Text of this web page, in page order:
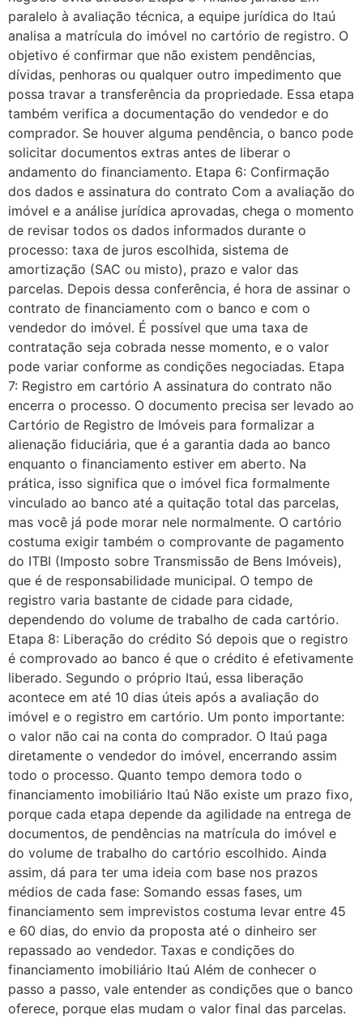
paralelo à avaliação técnica, a equipe jurídica do Itaú
analisa a matrícula do imóvel no cartório de registro. O
objetivo é confirmar que não existem pendências,
dívidas, penhoras ou qualquer outro impedimento que
possa travar a transferência da propriedade. Essa etapa
também verifica a documentação do vendedor e do
comprador. Se houver alguma pendência, o banco pode
solicitar documentos extras antes de liberar o
andamento do financiamento. Etapa 6: Confirmação
dos dados e assinatura do contrato Com a avaliação do
imóvel e a análise jurídica aprovadas, chega o momento
de revisar todos os dados informados durante o
processo: taxa de juros escolhida, sistema de
amortização (SAC ou misto), prazo e valor das
parcelas. Depois dessa conferência, é hora de assinar o
contrato de financiamento com o banco e com o
vendedor do imóvel. É possível que uma taxa de
contratação seja cobrada nesse momento, e o valor
pode variar conforme as condições negociadas. Etapa
7: Registro em cartório A assinatura do contrato não
encerra o processo. O documento precisa ser levado ao
Cartório de Registro de Imóveis para formalizar a
alienação fiduciária, que é a garantia dada ao banco
enquanto o financiamento estiver em aberto. Na
prática, isso significa que o imóvel fica formalmente
vinculado ao banco até a quitação total das parcelas,
mas você já pode morar nele normalmente. O cartório
costuma exigir também o comprovante de pagamento
do ITBI (Imposto sobre Transmissão de Bens Imóveis),
que é de responsabilidade municipal. O tempo de
registro varia bastante de cidade para cidade,
dependendo do volume de trabalho de cada cartório.
Etapa 8: Liberação do crédito Só depois que o registro
é comprovado ao banco é que o crédito é efetivamente
liberado. Segundo o próprio Itaú, essa liberação
acontece em até 10 dias úteis após a avaliação do
imóvel e o registro em cartório. Um ponto importante:
o valor não cai na conta do comprador. O Itaú paga
diretamente o vendedor do imóvel, encerrando assim
todo o processo. Quanto tempo demora todo o
financiamento imobiliário Itaú Não existe um prazo fixo,
porque cada etapa depende da agilidade na entrega de
documentos, de pendências na matrícula do imóvel e
do volume de trabalho do cartório escolhido. Ainda
assim, dá para ter uma ideia com base nos prazos
médios de cada fase: Somando essas fases, um
financiamento sem imprevistos costuma levar entre 45
e 60 dias, do envio da proposta até o dinheiro ser
repassado ao vendedor. Taxas e condições do
financiamento imobiliário Itaú Além de conhecer o
passo a passo, vale entender as condições que o banco
oferece, porque elas mudam o valor final das parcelas.